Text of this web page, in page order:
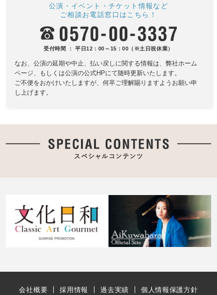
公演・イベント・チケット情報など
ご相談お電話窓口はこちら！
受付時間 ： 平日12：00～15：00（※土日祝休業）
なお、公演の延期や中止、払い戻しに関する情報は、 弊社ホーム
ページ、もしくは公演の公式HPにて随時更新いたします。
ご不便をおかけいたしますが、何卒ご理解賜りますようお願い申
し上げます。
会社概要 採用情報 過去実績 個人情報保護方針